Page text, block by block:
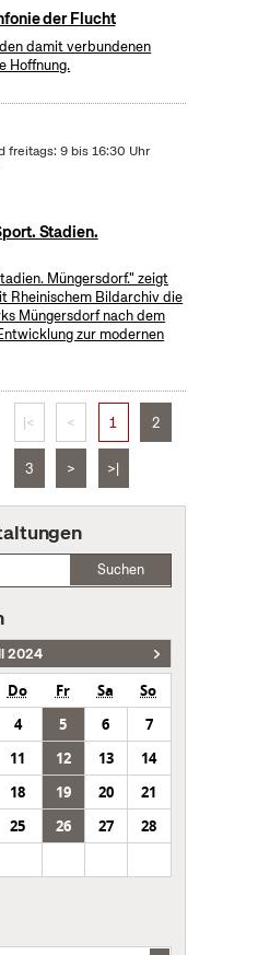
der Flucht
damit verbundenen
Hoffnung.
freitags: 9 bis 16:30 Uhr
Stadien.
Müngersdorf." zeigt
Rheinischem Bildarchiv die
Müngersdorf nach dem
zur modernen
|< < 1 2
3 > >|
Suchen
2024
Do Fr Sa
So
4 5 6
7
11 12 13
14
18 19 20
21
25 26 27
28